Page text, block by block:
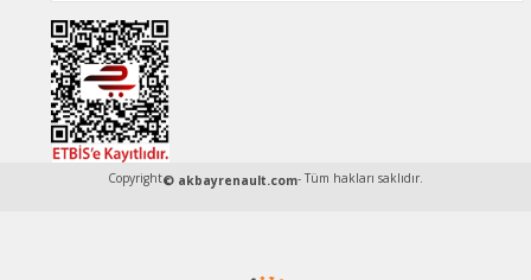
Copyright© akbayrenault.com- Tüm hakları saklıdır.